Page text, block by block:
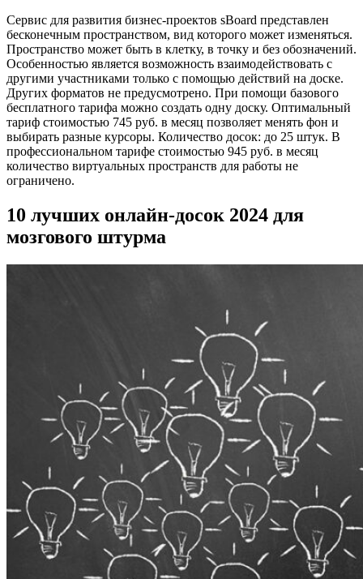
Сервис для развития бизнес-проектов sBoard представлен
бесконечным пространством, вид которого может изменяться.
Пространство может быть в клетку, в точку и без обозначений.
Особенностью является возможность взаимодействовать с
другими участниками только с помощью действий на доске.
Других форматов не предусмотрено. При помощи базового
бесплатного тарифа можно создать одну доску. Оптимальный
тариф стоимостью 745 руб. в месяц позволяет менять фон и
выбирать разные курсоры. Количество досок: до 25 штук. В
профессиональном тарифе стоимостью 945 руб. в месяц
количество виртуальных пространств для работы не
ограничено.
10 лучших онлайн-досок 2024 для
мозгового штурма